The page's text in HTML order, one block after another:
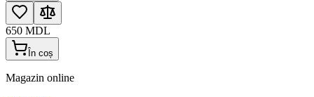
650 MDL
În coș
Magazin online